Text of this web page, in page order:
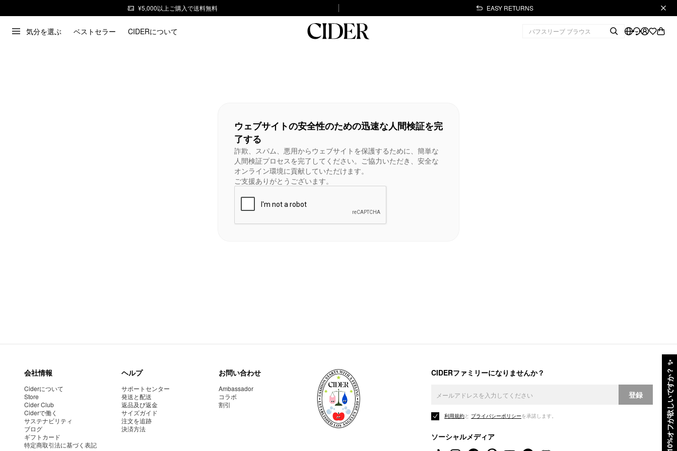
¥5,000以上ご購入で送料無料 EASY RETURNS
気分を選ぶ ベストセラー CIDERについて
10%オフが欲しいですか？
✨
ウェブサイトの安全性のための迅速な人間検証を完
了する
詐欺、スパム、悪用からウェブサイトを保護するために、簡単な
人間検証プロセスを完了してください。ご協力いただき、安全な
オンライン環境に貢献していただけます。
ご支援ありがとうございます。
会社情報
Ciderについて
Store
Cider Club
Ciderで働く
サステナビリティ
ブログ
ギフトカード
特定商取引法に基づく表記
ヘルプ
サポートセンター
発送と配送
返品及び返金
サイズガイド
注文を追跡
決済方法
お問い合わせ
Ambassador
コラボ
割引
CIDERファミリーになりませんか？
登録
利用規約と プライバシーポリシーを承諾します。
ソーシャルメディア